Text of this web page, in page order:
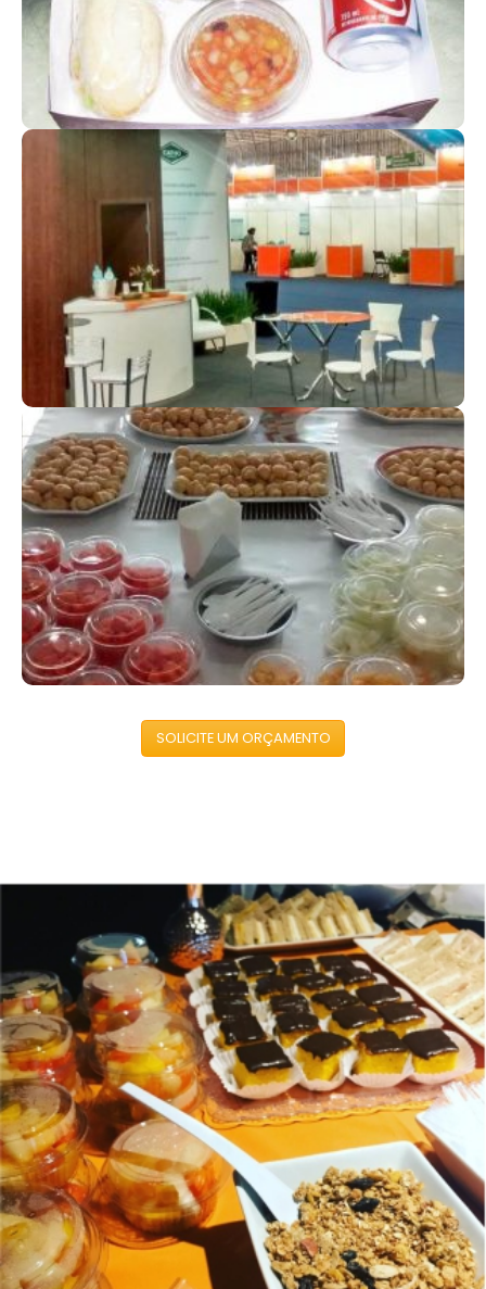
FEIRAS E EVENTOS
Agregue valor ao seu stand
KITS CORPORATIVOS
Reforce sua marca com presentes especiais
SOLICITE UM ORÇAMENTO